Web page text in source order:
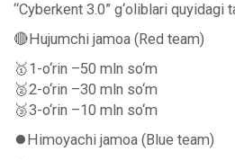
“Cyberkent 3.0” g‘oliblari quyidagi
🔴Hujumchi jamoa (Red team)
🥇1-o‘rin –50 mln so‘m
🥈2-o‘rin –30 mln so‘m
🥉3-o‘rin –10 mln so‘m
⏺Himoyachi jamoa (Blue team)